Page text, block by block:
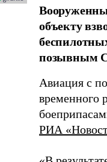
объекту
позывным
Авиация с
временного
РИА